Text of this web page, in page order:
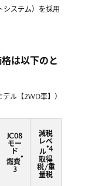
システム）を採用
は以下のと
ル【2WD車】）
JC08
モー
ド
燃費*
3
減税
レベ
ル*4
取得
税/重
量税